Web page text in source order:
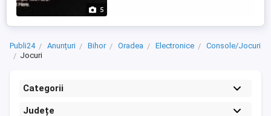
5
Publi24 Anunțuri Bihor Oradea Electronice
Console/Jocuri
Jocuri
Categorii
Județe